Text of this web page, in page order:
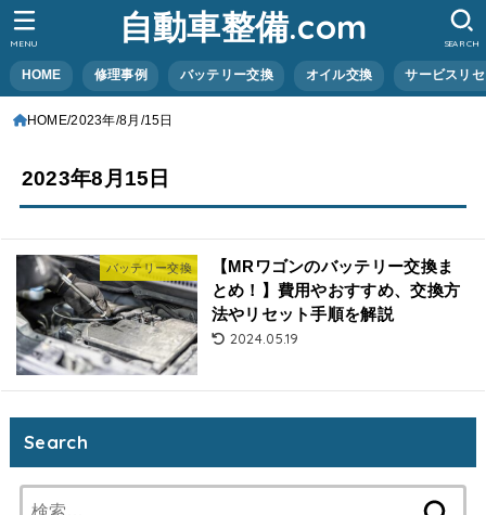
自動車整備.com
HOME 修理事例 バッテリー交換 オイル交換 サービスリ
SEARCH
MENU
HOME 2023年 8月 15日
2023年8月15日
バッテリー交換
【MRワゴンのバッテリー交換ま
とめ！】費用やおすすめ、交換方
法やリセット手順を解説
2024.05.19
Search